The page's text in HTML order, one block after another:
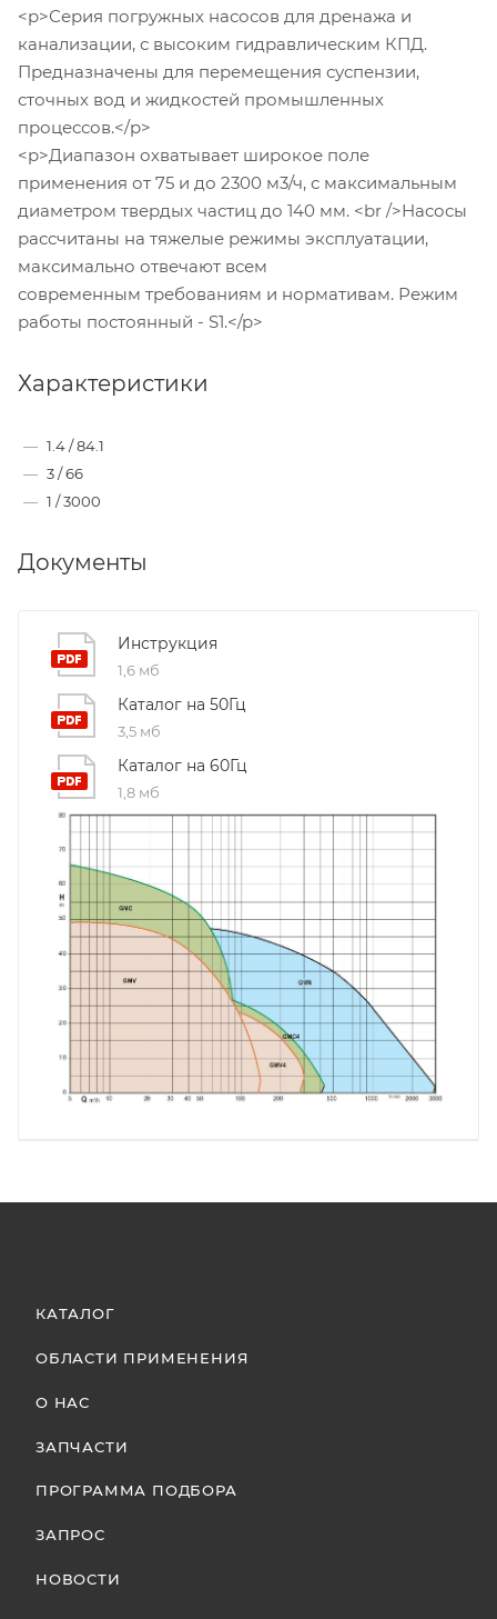
<p>Серия погружных насосов для дренажа и
канализации, с высоким гидравлическим КПД.
Предназначены для перемещения суспензии,
сточных вод и жидкостей промышленных
процессов.</p>
<p>Диапазон охватывает широкое поле
применения от 75 и до 2300 м3/ч, с максимальным
диаметром твердых частиц до 140 мм. <br />Насосы
рассчитаны на тяжелые режимы эксплуатации,
максимально отвечают всем
современным требованиям и нормативам. Режим
работы постоянный - S1.</p>
Характеристики
— 1.4 / 84.1
— 3 / 66
— 1 / 3000
Документы
Инструкция
1,6 мб
Каталог на 50Гц
3,5 мб
Каталог на 60Гц
1,8 мб
КАТАЛОГ
ОБЛАСТИ ПРИМЕНЕНИЯ
О НАС
ЗАПЧАСТИ
ПРОГРАММА ПОДБОРА
ЗАПРОС
НОВОСТИ